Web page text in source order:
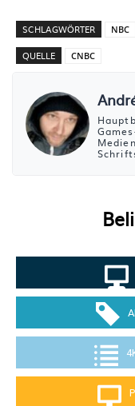
SCHLAGWÖRTER NBC
QUELLE CNBC